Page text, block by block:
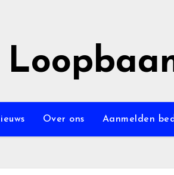
Over ons Aanmelden